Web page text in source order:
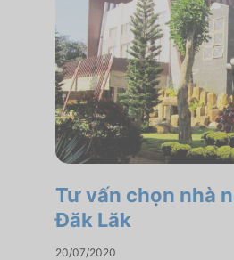
Tư vấn chọn nhà
Đăk Lăk
20/07/2020